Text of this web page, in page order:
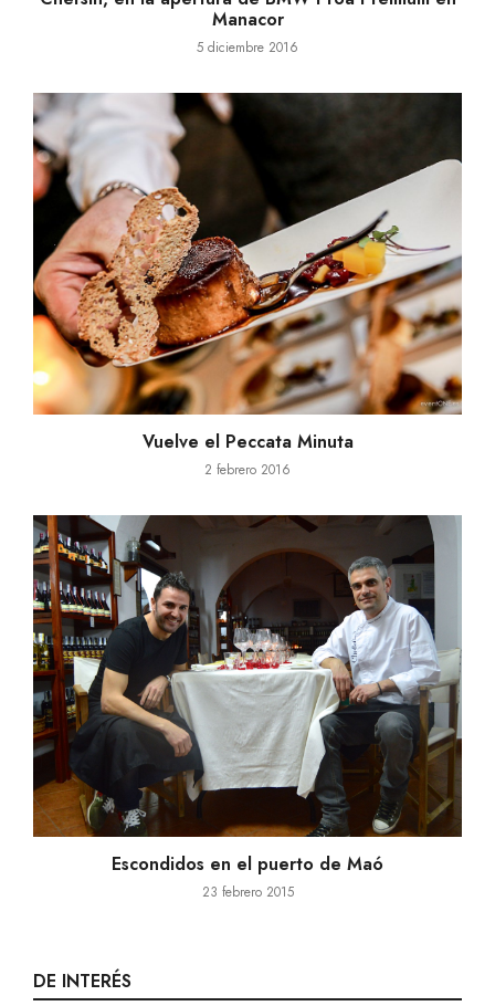
Manacor
5 diciembre 2016
Vuelve el Peccata Minuta
2 febrero 2016
Escondidos en el puerto de Maó
23 febrero 2015
DE INTERÉS